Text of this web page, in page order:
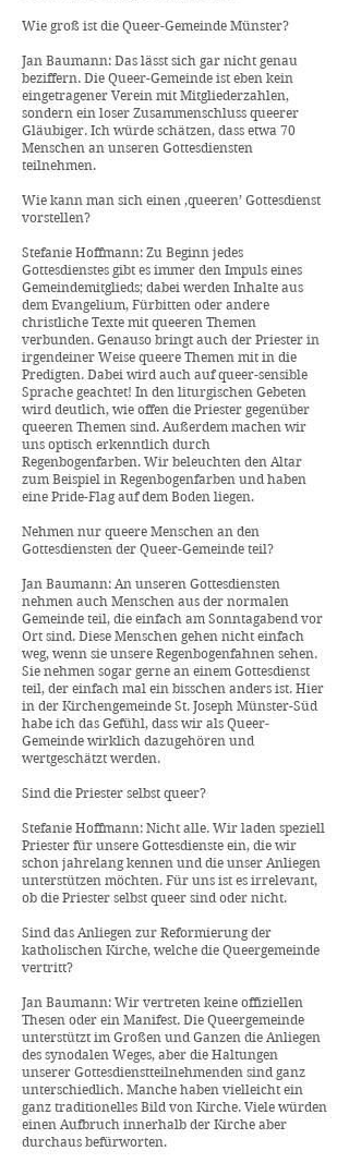
Wie groß ist die Queer-Gemeinde Münster?
Jan Baumann: Das lässt sich gar nicht genau
beziffern. Die Queer-Gemeinde ist eben kein
eingetragener Verein mit Mitgliederzahlen,
sondern ein loser Zusammenschluss queerer
Gläubiger. Ich würde schätzen, dass etwa 70
Menschen an unseren Gottesdiensten
teilnehmen.
Wie kann man sich einen ‚queeren’ Gottesdienst
vorstellen?
Stefanie Hoffmann: Zu Beginn jedes
Gottesdienstes gibt es immer den Impuls eines
Gemeindemitglieds; dabei werden Inhalte aus
dem Evangelium, Fürbitten oder andere
christliche Texte mit queeren Themen
verbunden. Genauso bringt auch der Priester in
irgendeiner Weise queere Themen mit in die
Predigten. Dabei wird auch auf queer-sensible
Sprache geachtet! In den liturgischen Gebeten
wird deutlich, wie offen die Priester gegenüber
queeren Themen sind. Außerdem machen wir
uns optisch erkenntlich durch
Regenbogenfarben. Wir beleuchten den Altar
zum Beispiel in Regenbogenfarben und haben
eine Pride-Flag auf dem Boden liegen.
Nehmen nur queere Menschen an den
Gottesdiensten der Queer-Gemeinde teil?
Jan Baumann: An unseren Gottesdiensten
nehmen auch Menschen aus der normalen
Gemeinde teil, die einfach am Sonntagabend vor
Ort sind. Diese Menschen gehen nicht einfach
weg, wenn sie unsere Regenbogenfahnen sehen.
Sie nehmen sogar gerne an einem Gottesdienst
teil, der einfach mal ein bisschen anders ist. Hier
in der Kirchengemeinde St. Joseph Münster-Süd
habe ich das Gefühl, dass wir als Queer-
Gemeinde wirklich dazugehören und
wertgeschätzt werden.
Sind die Priester selbst queer?
Stefanie Hoffmann: Nicht alle. Wir laden speziell
Priester für unsere Gottesdienste ein, die wir
schon jahrelang kennen und die unser Anliegen
unterstützen möchten. Für uns ist es irrelevant,
ob die Priester selbst queer sind oder nicht.
Sind das Anliegen zur Reformierung der
katholischen Kirche, welche die Queergemeinde
vertritt?
Jan Baumann: Wir vertreten keine offiziellen
Thesen oder ein Manifest. Die Queergemeinde
unterstützt im Großen und Ganzen die Anliegen
des synodalen Weges, aber die Haltungen
unserer Gottesdienstteilnehmenden sind ganz
unterschiedlich. Manche haben vielleicht ein
ganz traditionelles Bild von Kirche. Viele würden
einen Aufbruch innerhalb der Kirche aber
durchaus befürworten.